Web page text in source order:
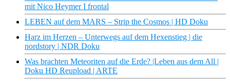
mit Nico Heymer I frontal
LEBEN auf dem MARS – Strip the Cosmos | HD Doku
Harz im Herzen – Unterwegs auf dem Hexenstieg | die
nordstory | NDR Doku
Was brachten Meteoriten auf die Erde? |Leben aus dem All |
Doku HD Reupload | ARTE